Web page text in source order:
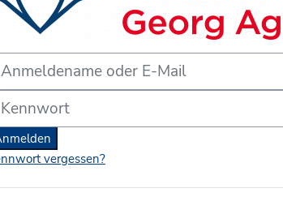
der THGA Bochum'
oder E-Mail
vergessen?